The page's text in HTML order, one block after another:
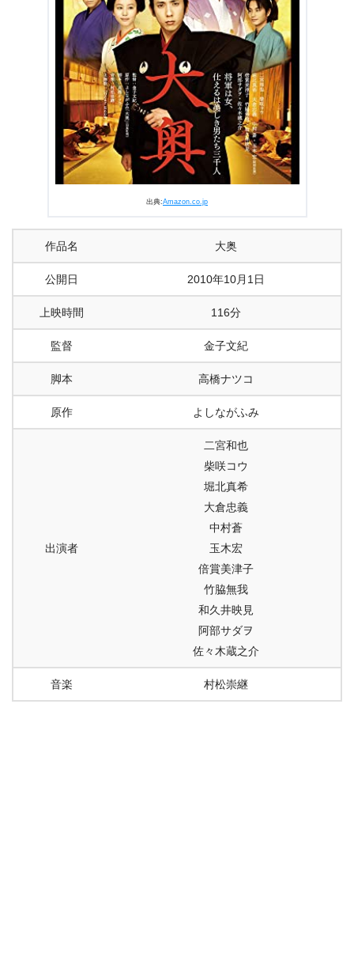
出典:Amazon.co.jp
作品名 大奥
公開日 2010年10月1日
上映時間 116分
監督 金子文紀
脚本 高橋ナツコ
原作 よしながふみ
出演者
二宮和也
柴咲コウ
堀北真希
大倉忠義
中村蒼
玉木宏
倍賞美津子
竹脇無我
和久井映見
阿部サダヲ
佐々木蔵之介
音楽 村松崇継